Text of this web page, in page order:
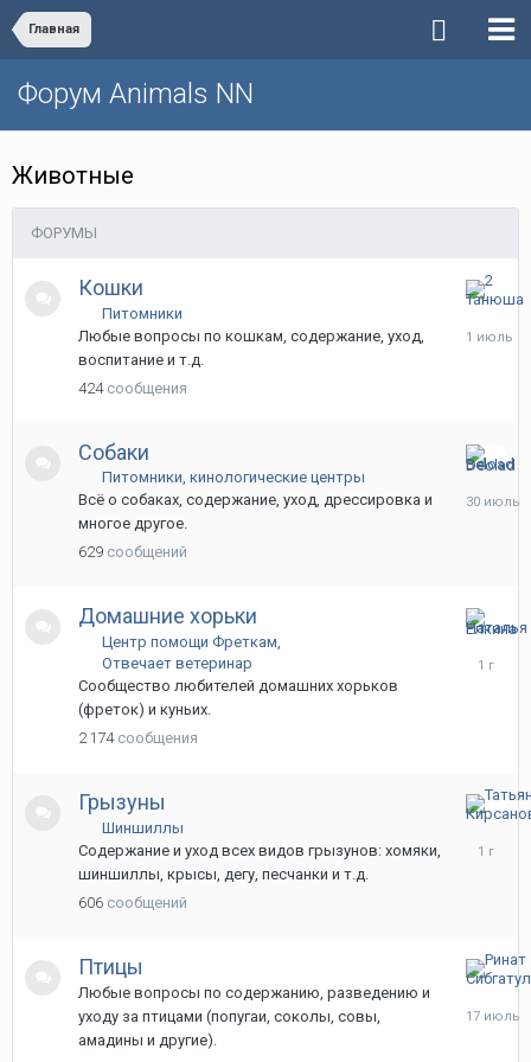
Главная
Форум Animals NN
Животные
ФОРУМЫ
Кошки
Питомники
Любые вопросы по кошкам, содержание, уход,
воспитание и т.д.
424 сообщения
1
июля
Собаки
Питомники, кинологические центры
Всё о собаках, содержание, уход, дрессировка и
многое другое.
629 сообщений
30
июля
Домашние хорьки
Центр помощи Фреткам
Отвечает ветеринар
Сообщество любителей домашних хорьков
(фреток) и куньих.
2 174 сообщения
23
августа,
Грызуны
Шиншиллы
Содержание и уход всех видов грызунов: хомяки,
шиншиллы, крысы, дегу, песчанки и т.д.
606 сообщений
4
Птицы
Любые вопросы по содержанию, разведению и
уходу за птицами (попугаи, соколы, совы,
амадины и другие).
17
июля